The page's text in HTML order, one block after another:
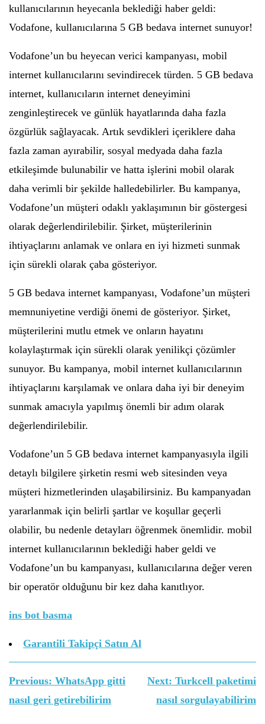
kullanıcılarının heyecanla beklediği haber geldi:
Vodafone, kullanıcılarına 5 GB bedava internet sunuyor!
Vodafone’un bu heyecan verici kampanyası, mobil
internet kullanıcılarını sevindirecek türden. 5 GB bedava
internet, kullanıcıların internet deneyimini
zenginleştirecek ve günlük hayatlarında daha fazla
özgürlük sağlayacak. Artık sevdikleri içeriklere daha
fazla zaman ayırabilir, sosyal medyada daha fazla
etkileşimde bulunabilir ve hatta işlerini mobil olarak
daha verimli bir şekilde halledebilirler. Bu kampanya,
Vodafone’un müşteri odaklı yaklaşımının bir göstergesi
olarak değerlendirilebilir. Şirket, müşterilerinin
ihtiyaçlarını anlamak ve onlara en iyi hizmeti sunmak
için sürekli olarak çaba gösteriyor.
5 GB bedava internet kampanyası, Vodafone’un müşteri
memnuniyetine verdiği önemi de gösteriyor. Şirket,
müşterilerini mutlu etmek ve onların hayatını
kolaylaştırmak için sürekli olarak yenilikçi çözümler
sunuyor. Bu kampanya, mobil internet kullanıcılarının
ihtiyaçlarını karşılamak ve onlara daha iyi bir deneyim
sunmak amacıyla yapılmış önemli bir adım olarak
değerlendirilebilir.
Vodafone’un 5 GB bedava internet kampanyasıyla ilgili
detaylı bilgilere şirketin resmi web sitesinden veya
müşteri hizmetlerinden ulaşabilirsiniz. Bu kampanyadan
yararlanmak için belirli şartlar ve koşullar geçerli
olabilir, bu nedenle detayları öğrenmek önemlidir. mobil
internet kullanıcılarının beklediği haber geldi ve
Vodafone’un bu kampanyası, kullanıcılarına değer veren
bir operatör olduğunu bir kez daha kanıtlıyor.
ins bot basma
Garantili Takipçi Satın Al
Yazı
gezinmesi
Previous: WhatsApp gitti
nasıl geri getirebilirim
Next: Turkcell paketimi
nasıl sorgulayabilirim